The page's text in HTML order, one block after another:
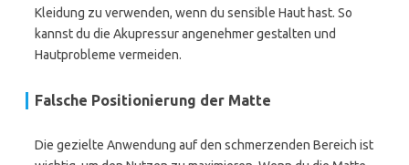
Kleidung zu verwenden, wenn du sensible Haut hast. So
kannst du die Akupressur angenehmer gestalten und
Hautprobleme vermeiden.
Falsche Positionierung der Matte
Die gezielte Anwendung auf den schmerzenden Bereich ist